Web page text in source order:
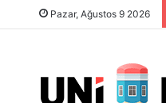
Pazar, Ağustos 9 2026